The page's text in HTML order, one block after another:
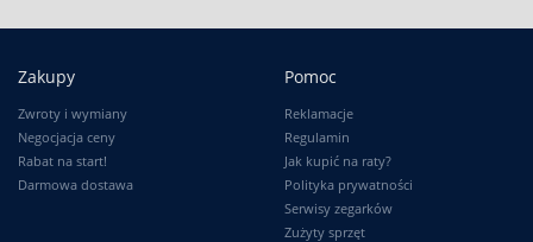
Zakupy
Zwroty i wymiany
Negocjacja ceny
Rabat na start!
Darmowa dostawa
Pomoc
Reklamacje
Regulamin
Jak kupić na raty?
Polityka prywatności
Serwisy zegarków
Zużyty sprzęt